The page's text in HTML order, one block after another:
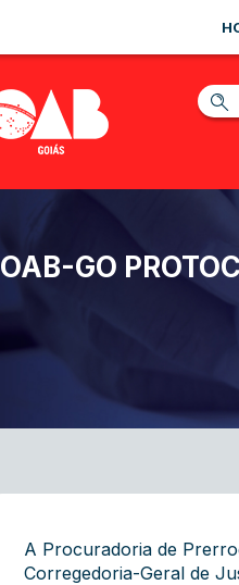
OAB-GO
A Procuradoria de
Corregedoria-Geral de